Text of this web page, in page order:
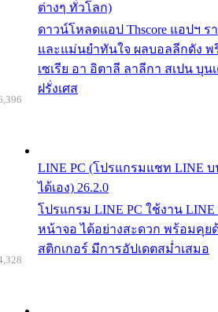
ต่างๆ ทั่วโลก)
ดาวน์โหลดแอป Thscore แอปฯ ร
และแม่นยำทันใจ ผลบอลลีกดัง พ
เซเรีย อา อิตาลี ลาลีกา สเปน บุน
ฝรั่งเศส
LINE PC (โปรแกรมแชท LINE
ได้เอง) 26.2.0
โปรแกรม LINE PC ใช้งาน
หน้าจอ ได้อย่างสะดวก พร้อมคุย
สติกเกอร์ มีการอัปเดตสม่ำเสมอ